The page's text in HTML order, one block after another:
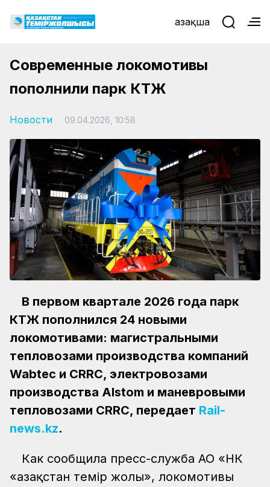
Қазақша
Современные локомотивы
пополнили парк КТЖ
Новости 09.04.2026, 10:58
В первом квартале 2026 года парк
КТЖ пополнился 24 новыми
локомотивами: магистральными
тепловозами производства компаний
Wabtec и CRRC, электровозами
производства Alstom и маневровыми
тепловозами CRRC, передает Rail-
news.kz.
Как сообщила пресс-служба АО «НК
«Қазақстан темір жолы», локомотивы